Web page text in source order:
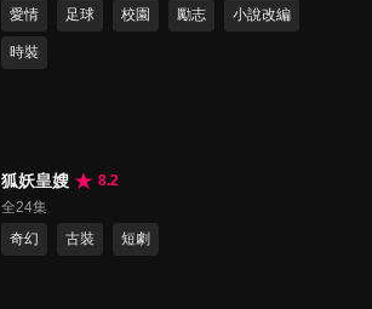
愛情
足球 校園 勵志 小說改編
時裝
狐妖皇嫂
8.2
全24集
奇幻
古裝 短劇